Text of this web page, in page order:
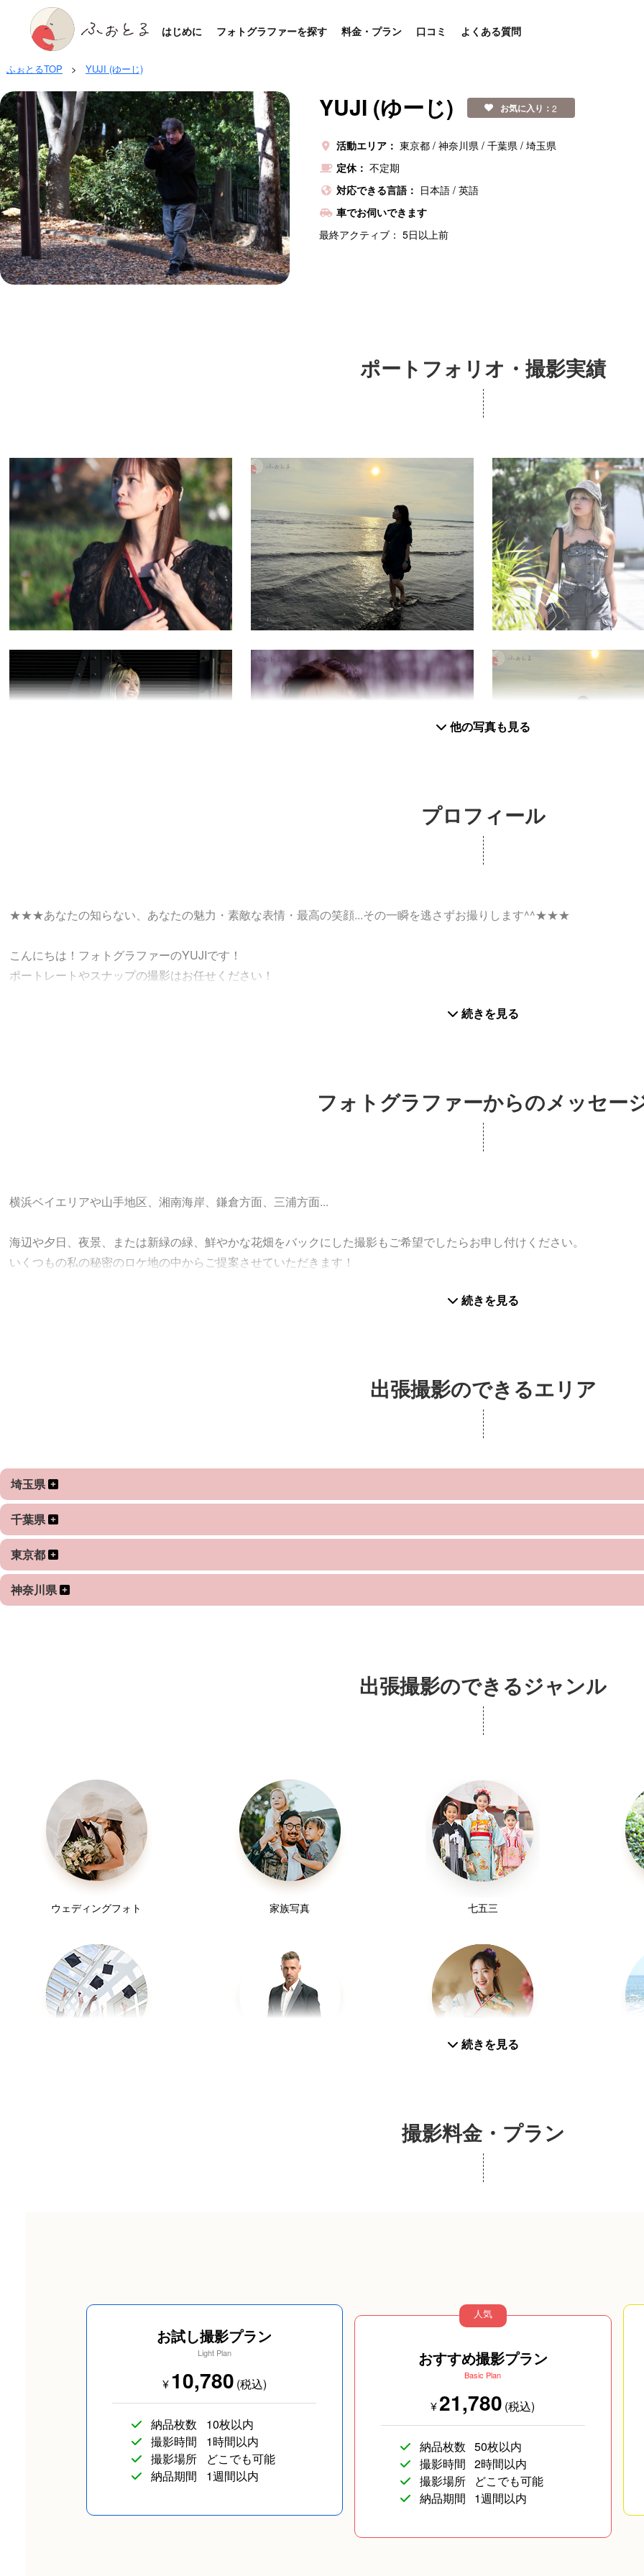
はじめに フォトグラファーを探す 料金・プラン 口コミ よくある質問
ふぉとるTOP > YUJI (ゆーじ)
YUJI (ゆーじ) お気に入り：2
活動エリア： 東京都 神奈川県 千葉県
埼玉県
定休： 不定期
対応できる言語： 日本語/ 英語
車でお伺いできます
最終アクティブ： 5日以上前
ポートフォリオ・撮影実績
他の写真も見る
プロフィール
★★★あなたの知らない、あなたの魅力・素敵な表情・最高の笑顔...その一瞬を逃さずお撮りします^^★★★
こんにちは！フォトグラファーのYUJIです！
ポートレートやスナップの撮影はお任せください！
写真という一枚のキャンパスを通して、あなたの素敵な表情、輝きを描き、形にさせて頂きます！
続きを見る
フォトグラファーからのメッセー
横浜ベイエリアや山手地区、湘南海岸、鎌倉方面、三浦方面...
海辺や夕日、夜景、または新緑の緑、鮮やかな花畑をバックにした撮影もご希望でしたらお申し付けください。
いくつもの私の秘密のロケ地の中からご提案させていただきます！
続きを見る
出張撮影のできるエリア
埼玉県
千葉県
東京都
神奈川県
出張撮影のできるジャンル
ウェディングフォト 家族写真 七五三
イベント/ライブ コスプレ写真 企業向け写真
続きを見る
撮影料金・プラン
お試し撮影プラン
Light Plan
¥10,780 (税込)
納品枚数
10枚以内
撮影時間
1時間以内
撮影場所
どこでも可能
納品期間
1週間以内
人気
おすすめ撮影プラン
Basic Plan
¥21,780 (税込)
納品枚数 50枚以内
撮影時間 2時間以内
撮影場所
どこでも可能
納品期間
1週間以内